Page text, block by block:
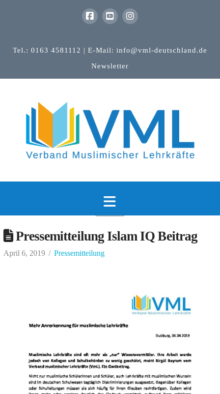
Tel.: 0163 4581112 | E-Mail: info@vml-deutschland.de
Newsletter
Navigation
Pressemitteilung Islam IQ Beitrag
April 6, 2019 Pressemitteilung